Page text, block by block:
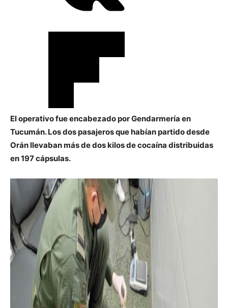
El operativo fue encabezado por Gendarmería en
Tucumán. Los dos pasajeros que habían partido desde
Orán llevaban más de dos kilos de cocaína distribuidas
en 197 cápsulas.